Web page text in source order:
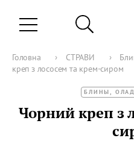
Головна › СТРАВИ ›
креп з лососем та крем-сиром
БЛИНЫ,
Чорний креп з